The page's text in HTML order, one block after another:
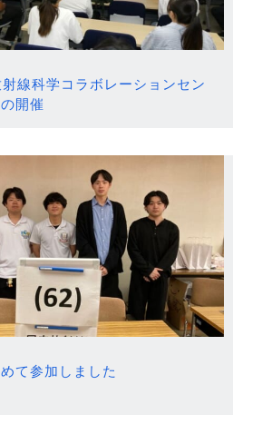
線科学コラボレーションセン
開催
て参加しました